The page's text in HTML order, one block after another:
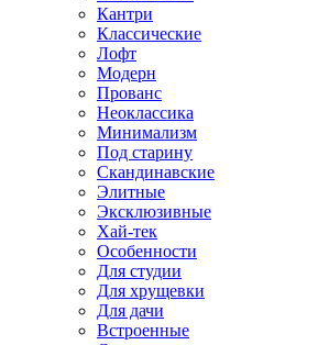
Кантри
Классические
Лофт
Модерн
Прованс
Неоклассика
Минимализм
Под старину
Скандинавские
Элитные
Эксклюзивные
Хай-тек
Особенности
Для студии
Для хрущевки
Для дачи
Встроенные